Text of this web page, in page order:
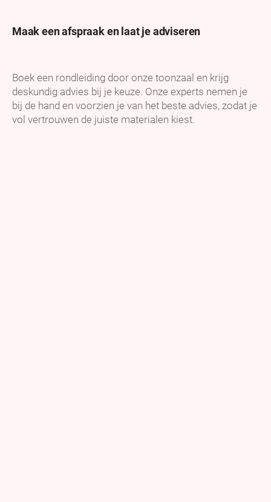
Maak een afspraak en laat je adviseren
Boek een rondleiding door onze toonzaal en krijg
deskundig advies bij je keuze. Onze experts nemen je
bij de hand en voorzien je van het beste advies, zodat je
vol vertrouwen de juiste materialen kiest.